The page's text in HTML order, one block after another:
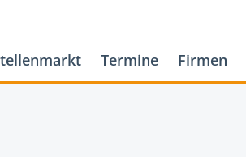
Termine Firmen